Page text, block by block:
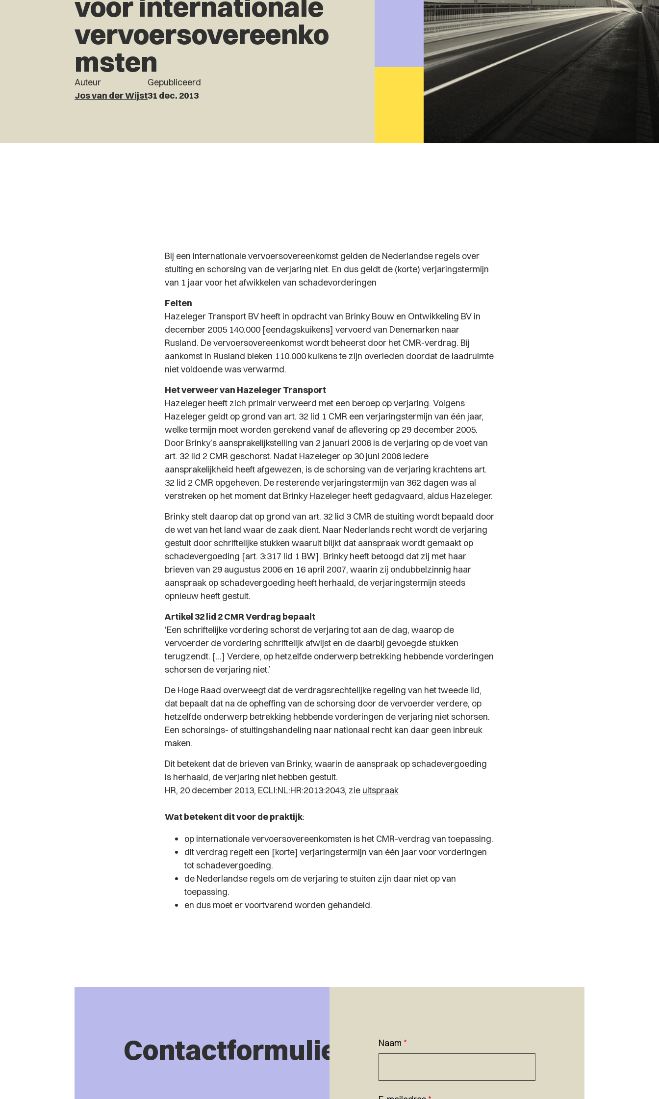
vervoersovereenko
msten
Auteur
Jos van der Wijst
Gepubliceerd
31 dec. 2013
Bij een internationale vervoersovereenkomst gelden de Nederlandse regels over
stuiting en schorsing van de verjaring niet. En dus geldt de (korte) verjaringstermijn
van 1 jaar voor het afwikkelen van schadevorderingen
Feiten
Hazeleger Transport BV heeft in opdracht van Brinky Bouw en Ontwikkeling BV in
december 2005 140.000 [eendagskuikens] vervoerd van Denemarken naar
Rusland. De vervoersovereenkomst wordt beheerst door het CMR-verdrag. Bij
aankomst in Rusland bleken 110.000 kuikens te zijn overleden doordat de laadruimte
niet voldoende was verwarmd.
Het verweer van Hazeleger Transport
Hazeleger heeft zich primair verweerd met een beroep op verjaring. Volgens
Hazeleger geldt op grond van art. 32 lid 1 CMR een verjaringstermijn van één jaar,
welke termijn moet worden gerekend vanaf de aflevering op 29 december 2005.
Door Brinky’s aansprakelijkstelling van 2 januari 2006 is de verjaring op de voet van
art. 32 lid 2 CMR geschorst. Nadat Hazeleger op 30 juni 2006 iedere
aansprakelijkheid heeft afgewezen, is de schorsing van de verjaring krachtens art.
32 lid 2 CMR opgeheven. De resterende verjaringstermijn van 362 dagen was al
verstreken op het moment dat Brinky Hazeleger heeft gedagvaard, aldus Hazeleger.
Brinky stelt daarop dat op grond van art. 32 lid 3 CMR de stuiting wordt bepaald door
de wet van het land waar de zaak dient. Naar Nederlands recht wordt de verjaring
gestuit door schriftelijke stukken waaruit blijkt dat aanspraak wordt gemaakt op
schadevergoeding [art. 3:317 lid 1 BW]. Brinky heeft betoogd dat zij met haar
brieven van 29 augustus 2006 en 16 april 2007, waarin zij ondubbelzinnig haar
aanspraak op schadevergoeding heeft herhaald, de verjaringstermijn steeds
opnieuw heeft gestuit.
Artikel 32 lid 2 CMR Verdrag bepaalt
‘Een schriftelijke vordering schorst de verjaring tot aan de dag, waarop de
vervoerder de vordering schriftelijk afwijst en de daarbij gevoegde stukken
terugzendt. [...] Verdere, op hetzelfde onderwerp betrekking hebbende vorderingen
schorsen de verjaring niet.’
De Hoge Raad overweegt dat de verdragsrechtelijke regeling van het tweede lid,
dat bepaalt dat na de opheffing van de schorsing door de vervoerder verdere, op
hetzelfde onderwerp betrekking hebbende vorderingen de verjaring niet schorsen.
Een schorsings- of stuitingshandeling naar nationaal recht kan daar geen inbreuk
maken.
Dit betekent dat de brieven van Brinky, waarin de aanspraak op schadevergoeding
is herhaald, de verjaring niet hebben gestuit.
HR, 20 december 2013, ECLI:NL:HR:2013:2043, zie uitspraak
Wat betekent dit voor de praktijk:
op internationale vervoersovereenkomsten is het CMR-verdrag van toepassing.
dit verdrag regelt een [korte] verjaringstermijn van één jaar voor vorderingen
tot schadevergoeding.
de Nederlandse regels om de verjaring te stuiten zijn daar niet op van
toepassing.
en dus moet er voortvarend worden gehandeld.
Contactformulier Naam *